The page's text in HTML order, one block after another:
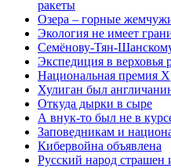
ракеты
Озера – горные
Экология не имеет
Семёнову-Тян-
Экспедиция в верховья
Национальная премия
Хулиган был
Откуда дырки в сыре
А внук-то был не в
Заповедникам и
Кибервойна объявлена
Русский народ страшен